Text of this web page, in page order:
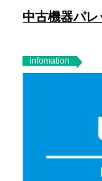
中古機器パレ
infomation